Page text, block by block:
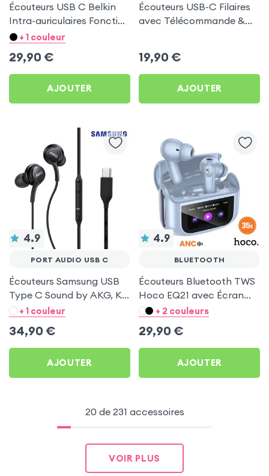
Écouteurs USB C Belkin
Intra-auriculaires Fonction
Kit Mains Libres - Blanc
+ 1 couleur
29,90 €
AJOUTER
Écouteurs USB-C Filaires
avec Télécommande &
19,90 €
AJOUTER
4.9
PORT AUDIO USB C
Écouteurs Samsung USB
Type C Sound by AKG, Kit
Mains Libres - Noir
+ 1 couleur
34,90 €
AJOUTER
4.9
BLUETOOTH
Écouteurs Bluetooth TWS
Hoco EQ21 avec Écran
Tactile et Réduction
Bleu
+ 2 couleurs
29,90 €
AJOUTER
20 de 231 accessoires
VOIR PLUS